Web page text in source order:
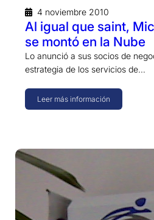
4 noviembre 2010
Al igual que saint,
se montó en la Nube
Lo anunció a sus socios de
estrategia de los servicios de…
Leer más información